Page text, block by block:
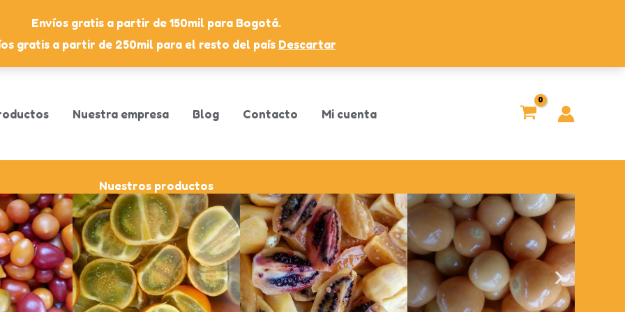
Envíos gratis a partir de 150mil para Bogotá.
gratis a partir de 250mil para el resto del país Descartar
Nuestra empresa Blog Contacto Mi cuenta
Nuestros productos